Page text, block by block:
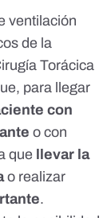
ventilación
de la
Torácica
para llegar
con
o con
que llevar la
o realizar
.